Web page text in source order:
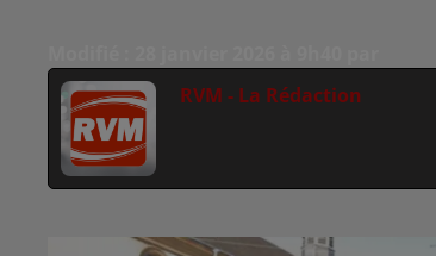
RVM - La Rédaction